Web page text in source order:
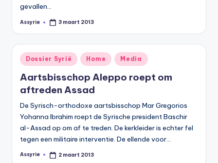
gevallen…
Geplaatst
Assyrie 3 maart 2013
Geplaatst
in
Dossier Syrië Home Media
Aartsbisschop Aleppo roept om
aftreden Assad
De Syrisch-orthodoxe aartsbisschop Mar Gregorios
Yohanna Ibrahim roept de Syrische president Baschir
al-Assad op om af te treden. De kerkleider is echter fel
tegen een militaire interventie. De ellende voor…
Geplaatst
Assyrie 2 maart 2013